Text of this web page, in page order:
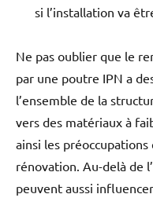
si l’installation va
Ne pas oublier que le
par une poutre IPN a
l’ensemble de la
vers des matériaux à
ainsi les
rénovation. Au-delà de
peuvent aussi